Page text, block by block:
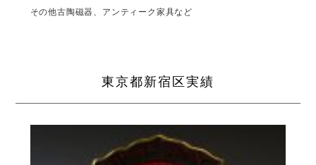
その他古陶磁器、アンティーク家具など
東京都新宿区実績